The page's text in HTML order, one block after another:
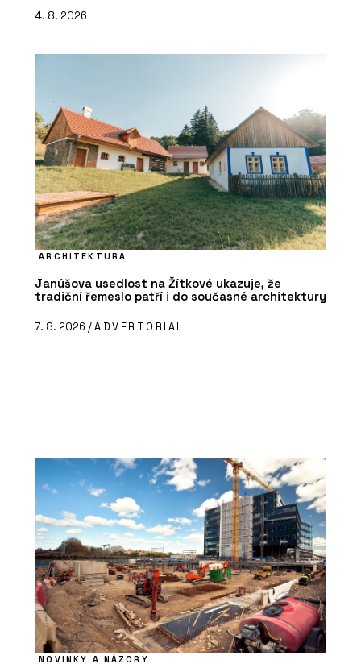
4. 8. 2026
ARCHITEKTURA
Janúšova usedlost na Žítkové ukazuje, že
tradiční řemeslo patří i do současné architektury
7. 8. 2026 /ADVERTORIAL
NOVINKY A NÁZORY